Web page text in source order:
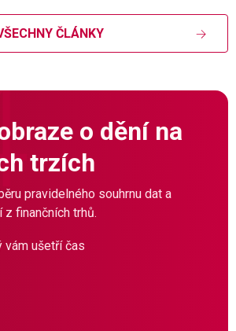
ČLÁNKY
o dění na
trzích
pravidelného souhrnu dat a
finančních trhů.
vám ušetří čas